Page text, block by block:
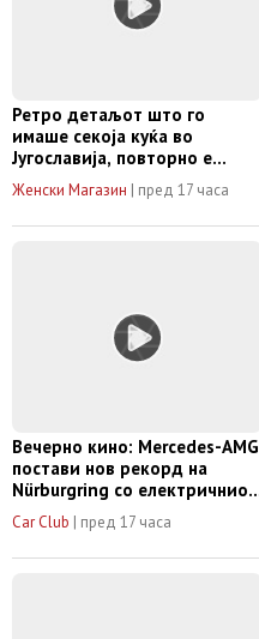
Ретро детаљот што го
имаше секоја куќа во
Југославија, повторно е
тренд: Беше симбол на
добар вкус, а сега го
купуваат во боја што ја
Женски Магазин | пред 17 часа
Вечерно кино: Mercedes-AMG
постави нов рекорд на
Nürburgring со електричниот
CLA
Car Club | пред 17 часа